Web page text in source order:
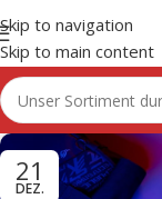
Skip to navigation
Skip to main content
21
DEZ.